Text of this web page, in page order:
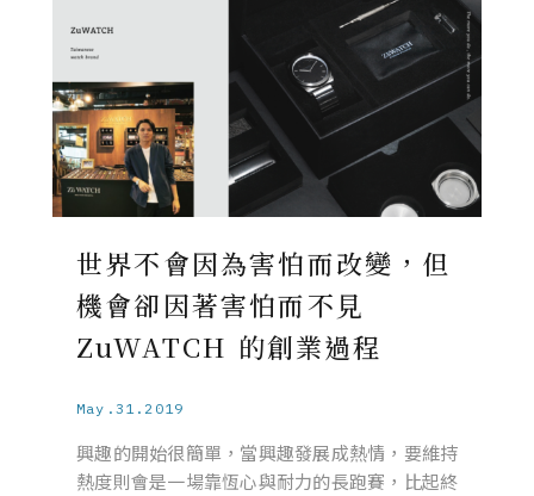
世界不會因為害怕而改變，但
機會卻因著害怕而不見
ZuWATCH 的創業過程
May.31.2019
興趣的開始很簡單，當興趣發展成熱情，要維持
熱度則會是一場靠恆心與耐力的長跑賽，比起終